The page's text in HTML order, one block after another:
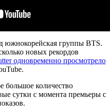
южнокорейская группы BTS.
новых рекордов
одновременно просмотрело
большое количество
сутки с момента премьеры с